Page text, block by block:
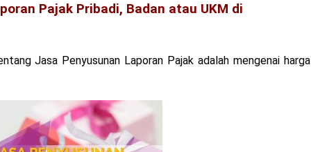
Pajak Pribadi, Badan atau UKM di
Jasa Penyusunan Laporan Pajak adalah mengenai harga